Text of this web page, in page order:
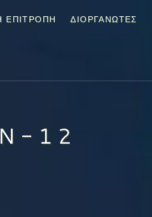
ΕΠΙΤΡΟΠΉ ΔΙΟΡΓΑΝΩΤΕΣ
12